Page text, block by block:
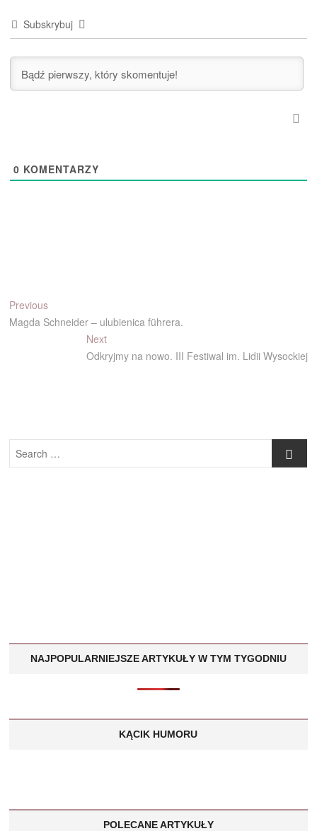
Subskrybuj
0 KOMENTARZY
Nawigacja
wpisu
PreviousPrevious
post:
Magda Schneider – ulubienica führera.
NextNext
post:
Odkryjmy na nowo. III Festiwal im. Lidii Wysockiej
Search
…
NAJPOPULARNIEJSZE ARTYKUŁY W TYM TYGODNIU
KĄCIK HUMORU
POLECANE ARTYKUŁY